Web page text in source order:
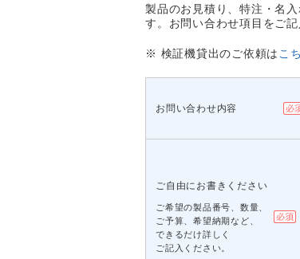
製品のお見積り、特注・名
す。お問い合わせ項目をご
※ 検証機貸出のご依頼は こ
お問い合わせ内容
ご自由にお書きください
ご希望の製品番号、数量、
ご予算、希望納期など、
できるだけ詳しく
ご記入ください。